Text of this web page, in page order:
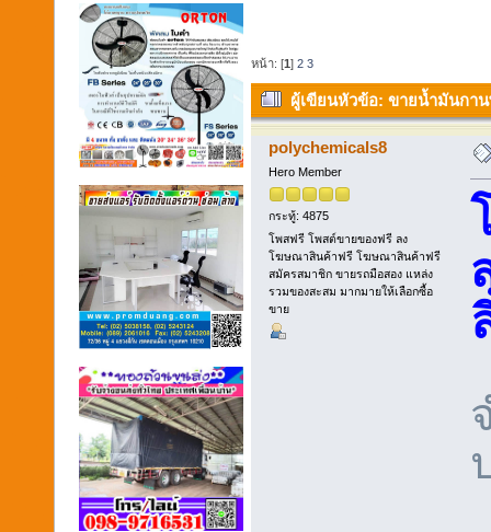
หน้า: [1 ] 2 3
ผู้เขียนหัวข้อ: ขายน้ำมันกาน
polychemicals8
Hero Member
กระทู้: 4875
โพสฟรี โพสต์ขายของฟรี ลง
โฆษณาสินค้าฟรี โฆษณาสินค้าฟรี
สมัครสมาชิก ขายรถมือสอง แหล่ง
รวมของสะสม มากมายให้เลือกซื้อ
ขาย